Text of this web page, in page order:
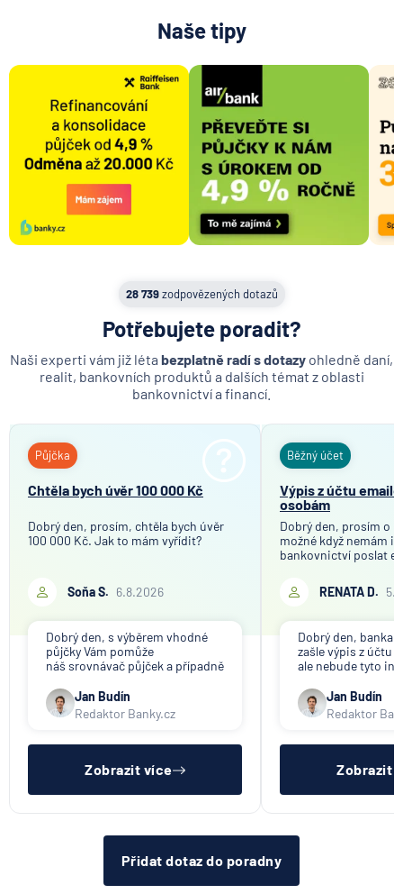
Naše tipy
28 739zodpovězených dotazů
Potřebujete poradit?
Naši experti vám již léta bezplatně radí s dotazy ohledně daní,
realit, bankovních produktů a dalších témat z oblasti
bankovnictví a financí.
Půjčka
Chtěla bych úvěr 100 000 Kč
Dobrý den, prosím, chtěla bych úvěr
100 000 Kč. Jak to mám vyřídit?
Soňa S. 6.8.2026
Dobrý den, s výběrem vhodné
půjčky Vám pomůže
náš srovnávač půjček a případně
půjček. Pro získání půjčky je
třeba mít dostatečný příjem,
nebýt ve zkušební ani výpovědní
Jan Budín
Redaktor Banky.cz
Zobrazit více
Běžný účet
Výpis z účtu
osobám
Dobrý den, prosím o
možné když nemám
bankovnictví poslat
společnosti, které
účelem ověření
RENATA D.
Dobrý den, banka
zašle výpis z účtu
ale nebude tyto
společnosti).
přeposlání emailu
jiným osobám či
Jan Budín
Redaktor
Zobrazit
Přidat dotaz do poradny